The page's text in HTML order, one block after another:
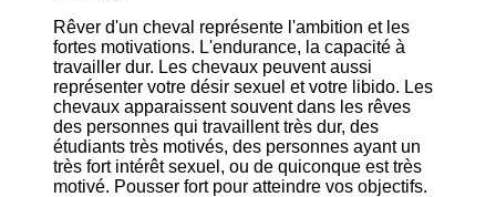
Rêver d'un cheval représente l'ambition et les
fortes motivations. L'endurance, la capacité à
travailler dur. Les chevaux peuvent aussi
représenter votre désir sexuel et votre libido. Les
chevaux apparaissent souvent dans les rêves
des personnes qui travaillent très dur, des
étudiants très motivés, des personnes ayant un
très fort intérêt sexuel, ou de quiconque est très
motivé. Pousser fort pour atteindre vos objectifs.